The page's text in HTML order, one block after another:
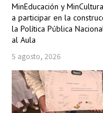
MinEducación y
a participar en la
la Política Pública
al Aula
5 agosto, 2026